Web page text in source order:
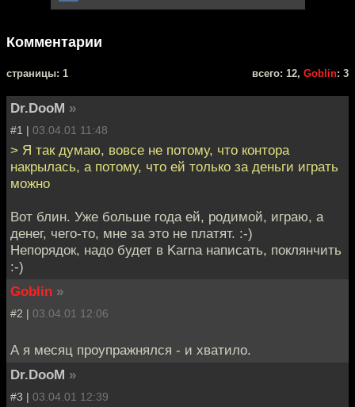
Комментарии
cтраницы: 1 всего: 12, Goblin: 3
Dr.DooM »
#1 | 03.04.01 11:48
> Я так думаю, вовсе не потому, что контора
накрылась, а потому, что ей только за деньги играть
можно
Вот блин. Уже больше года ей, родимой, играю, а
денег, чего-то, мне за это не платят. :-)
Непорядок, надо будет в Karna написать, поклянчить
:-)
Goblin »
#2 | 03.04.01 12:06
А я месяц проупражнялся - и хватило.
Dr.DooM »
#3 | 03.04.01 12:39